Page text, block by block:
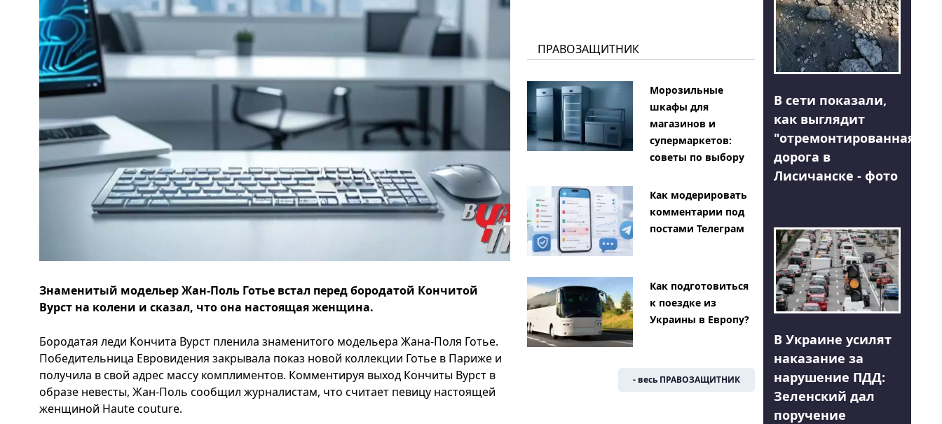
Знаменитый модельер Жан-Поль Готье встал перед бородатой Кончитой
Вурст на колени и сказал, что она настоящая женщина.
Бородатая леди Кончита Вурст пленила знаменитого модельера Жана-Поля Готье.
Победительница Евровидения закрывала показ новой коллекции Готье в Париже и
получила в свой адрес массу комплиментов. Комментируя выход Кончиты Вурст в
образе невесты, Жан-Поль сообщил журналистам, что считает певицу настоящей
женщиной Haute couture.
ПРАВОЗАЩИТНИК
Морозильные
шкафы для
магазинов и
супермаркетов:
советы по выбору
Как модерировать
комментарии под
постами Телеграм
Как подготовиться
к поездке из
Украины в Европу?
- весь ПРАВОЗАЩИТНИК
В сети показали,
как выглядит
"отремонтированная"
дорога в
Лисичанске - фото
В Украине усилят
наказание за
нарушение ПДД:
Зеленский дал
поручение